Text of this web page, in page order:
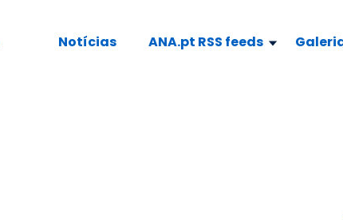
Notícias ANA.pt RSS feeds